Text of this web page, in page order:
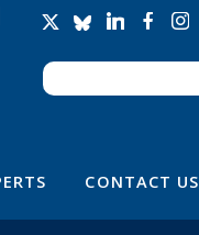
Search form
Search
CONTACT US